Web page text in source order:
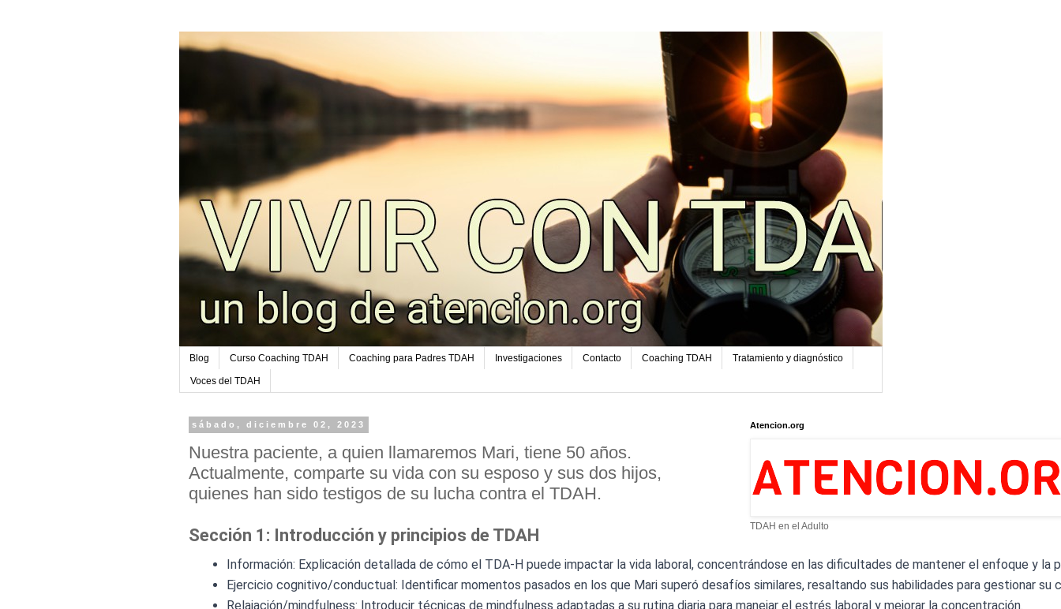
Blog Curso Coaching TDAH Coaching para Padres TDAH Investigaciones Contacto Coaching TDAH Tratamiento y diagnóstico
Voces del TDAH
sábado, diciembre 02, 2023
Nuestra paciente, a quien llamaremos Mari, tiene 50 años.
Actualmente, comparte su vida con su esposo y sus dos hijos,
quienes han sido testigos de su lucha contra el TDAH.
Sección 1: Introducción y principios de TDAH
Información: Explicación detallada de cómo el TDA-H puede impactar la vida laboral, concentrándose en las dificultades de mantener el enfoque y la
Ejercicio cognitivo/conductual: Identificar momentos pasados en los que Mari superó desafíos similares, resaltando sus habilidades para gestionar su
Relajación/mindfulness: Introducir técnicas de mindfulness adaptadas a su rutina diaria para manejar el estrés laboral y mejorar la concentración.
Atencion.org
TDAH en el Adulto